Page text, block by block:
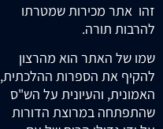
זהו אתר מכירות שמטרתו
להרבות תורה.
שמו של האתר הוא מהרצון
להקיף את הספרות ההלכתית,
האמונית, והעיונית על הש"ס
שהתפתחה במרוצת הדורות